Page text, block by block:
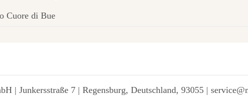
Cuore di Bue
| Junkersstraße 7 | Regensburg, Deutschland, 93055 |